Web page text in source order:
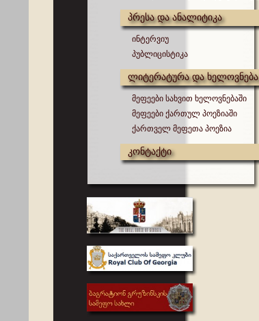
პრესა და ანალიტიკა
ინტერვიუ
პუბლიცისტიკა
ლიტერატურა და ხელოვნება
მეფეები სახვით ხელოვნებაში
მეფეები ქართულ პოეზიაში
ქართველ მეფეთა პოეზია
კონტაქტი